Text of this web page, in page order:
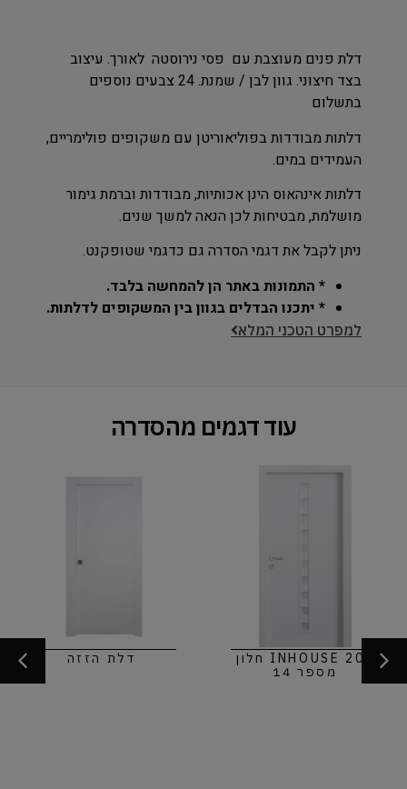
דלת פנים מעוצבת עם פסי נירוסטה לאורך. עיצוב
בצד חיצוני. גוון לבן / שמנת. 24 צבעים נוספים
בתשלום
דלתות מבודדות בפוליאוריטן עם משקופים פולימריים,
העמידים במים.
דלתות אינהאוס הינן אכותיות, מבודדות וברמת גימור
מושלמת, מבטיחות לכן הנאה למשך שנים.
ניתן לקבל את דגמי הסדרה גם כדגמי שטופקנט.
* התמונות באתר הן להמחשה בלבד.
* יתכנו הבדלים בגוון בין המשקופים לדלתות.
למפרט הטכני המלא
עוד דגמים מהסדרה
INHOUSE 200 חלון
מספר 14
דלת הזזה